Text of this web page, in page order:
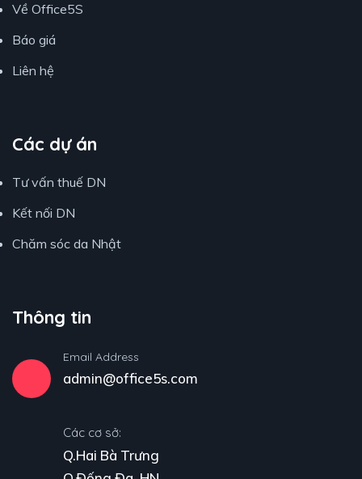
Về Office5S
Báo giá
Liên hệ
Các dự án
Tư vấn thuế DN
Kết nối DN
Chăm sóc da Nhật
Thông tin
Email Address
admin@office5s.com
Các cơ sở:
Q.Hai Bà Trưng